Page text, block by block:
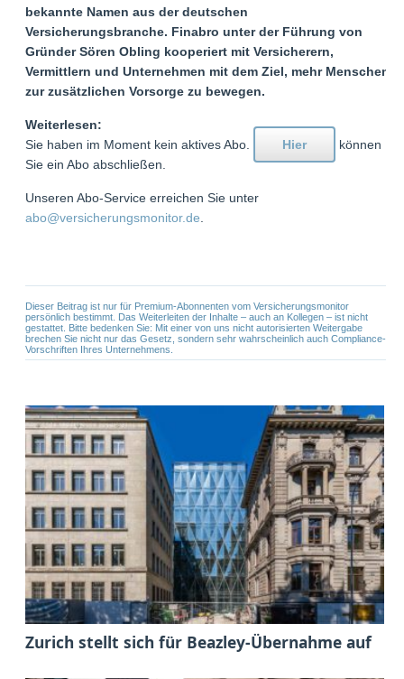
bekannte Namen aus der deutschen
Versicherungsbranche. Finabro unter der Führung von
Gründer Sören Obling kooperiert mit Versicherern,
Vermittlern und Unternehmen mit dem Ziel, mehr Menschen
zur zusätzlichen Vorsorge zu bewegen.
Weiterlesen:
Sie haben im Moment kein aktives Abo.
Hier
können
Sie ein Abo abschließen.
Unseren Abo-Service erreichen Sie unter
abo@versicherungsmonitor.de
Dieser Beitrag ist nur für Premium-Abonnenten vom Versicherungsmonitor
persönlich bestimmt. Das Weiterleiten der Inhalte – auch an Kollegen – ist nicht
gestattet. Bitte bedenken Sie: Mit einer von uns nicht autorisierten Weitergabe
brechen Sie nicht nur das Gesetz, sondern sehr wahrscheinlich auch Compliance-
Vorschriften Ihres Unternehmens.
Zurich stellt sich für Beazley-Übernahme auf